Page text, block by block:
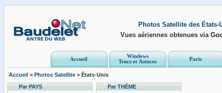
Photos Satellite des États-
Vues aériennes obtenues via
Accueil
Windows
Trucs et Astuces
Paris
Accueil > Photos Satellite > États-Unis
Par PAYS
Par THÈME